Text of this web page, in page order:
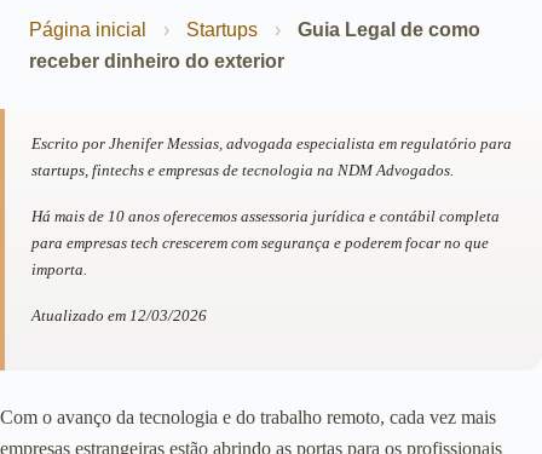
Página inicial › Startups ›
Guia Legal de como
receber dinheiro do exterior
Escrito por Jhenifer Messias, advogada especialista em regulatório para
startups, fintechs e empresas de tecnologia na NDM Advogados.
Há mais de 10 anos oferecemos assessoria jurídica e contábil completa
para empresas tech crescerem com segurança e poderem focar no que
importa.
Atualizado em 12/03/2026
Com o avanço da tecnologia e do trabalho remoto, cada vez mais
empresas estrangeiras estão abrindo as portas para os profissionais